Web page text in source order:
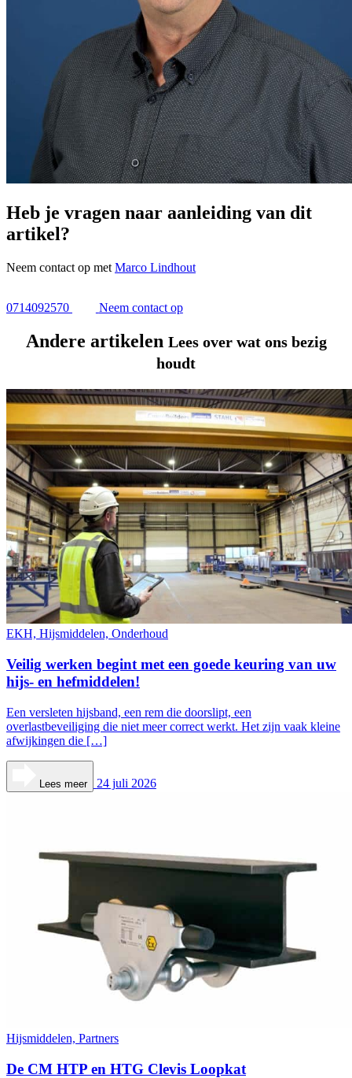
Heb je vragen naar aanleiding van dit
artikel?
Neem contact op met Marco Lindhout
0714092570 Neem contact op
Andere artikelen Lees over wat ons bezig
houdt
EKH, Hijsmiddelen, Onderhoud
Veilig werken begint met een goede keuring van uw
hijs- en hefmiddelen!
Een versleten hijsband, een rem die doorslipt, een
overlastbeveiliging die niet meer correct werkt. Het zijn vaak kleine
afwijkingen die […]
Lees meer 24 juli 2026
Hijsmiddelen, Partners
De CM HTP en HTG Clevis Loopkat